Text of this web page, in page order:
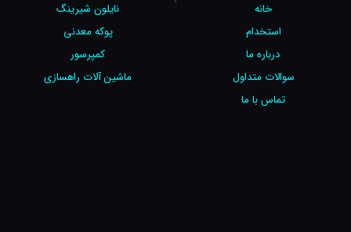
خانه
استخدام
درباره ما
سوالات متداول
تماس با ما
نایلون شیرینگ
پوکه معدنی
کمپرسور
ماشین آلات راهسازی